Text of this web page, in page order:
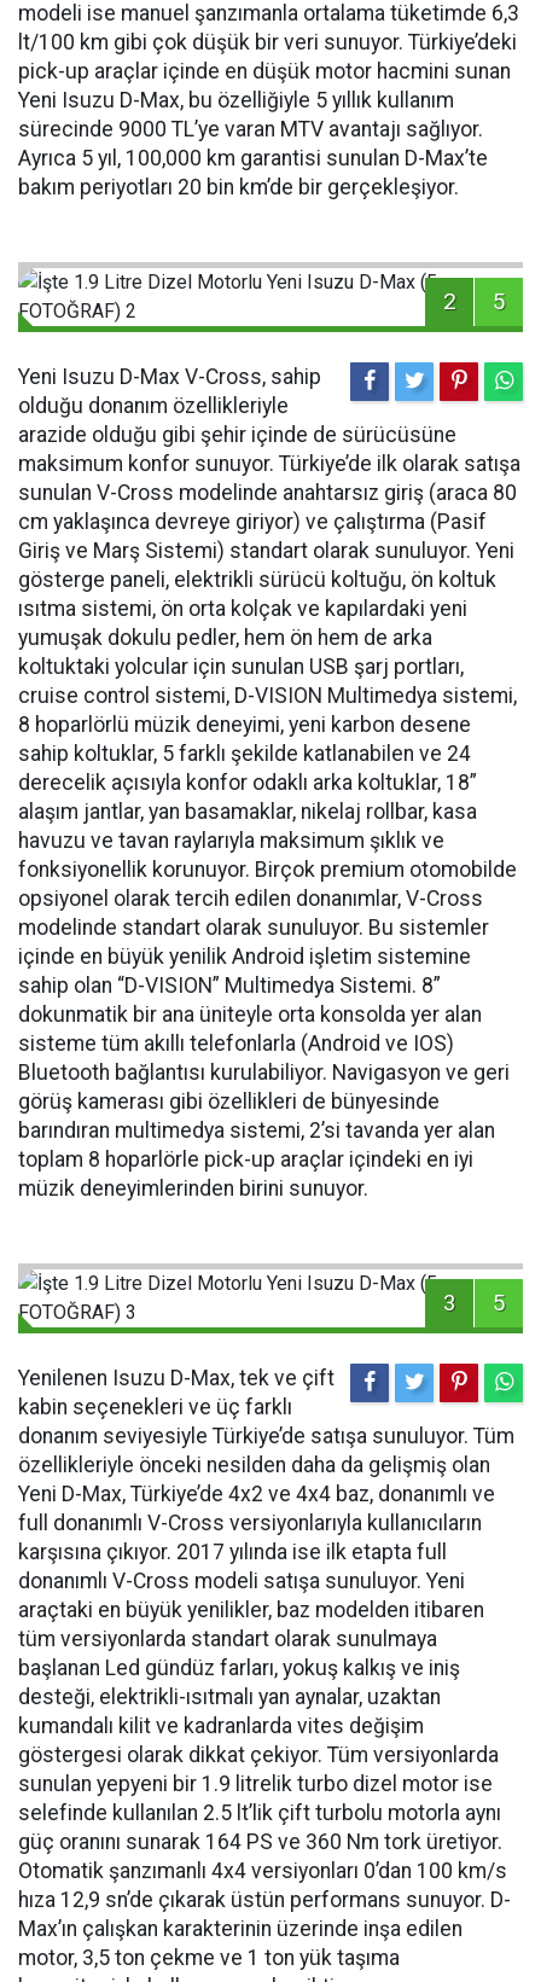
modeli ise manuel şanzımanla ortalama tüketimde 6,3
lt/100 km gibi çok düşük bir veri sunuyor. Türkiye’deki
pick-up araçlar içinde en düşük motor hacmini sunan
Yeni Isuzu D-Max, bu özelliğiyle 5 yıllık kullanım
sürecinde 9000 TL’ye varan MTV avantajı sağlıyor.
Ayrıca 5 yıl, 100,000 km garantisi sunulan D-Max’te
bakım periyotları 20 bin km’de bir gerçekleşiyor.
2 5
Yeni Isuzu D-Max V-Cross, sahip
olduğu donanım özellikleriyle
arazide olduğu gibi şehir içinde de sürücüsüne
maksimum konfor sunuyor. Türkiye’de ilk olarak satışa
sunulan V-Cross modelinde anahtarsız giriş (araca 80
cm yaklaşınca devreye giriyor) ve çalıştırma (Pasif
Giriş ve Marş Sistemi) standart olarak sunuluyor. Yeni
gösterge paneli, elektrikli sürücü koltuğu, ön koltuk
ısıtma sistemi, ön orta kolçak ve kapılardaki yeni
yumuşak dokulu pedler, hem ön hem de arka
koltuktaki yolcular için sunulan USB şarj portları,
cruise control sistemi, D-VISION Multimedya sistemi,
8 hoparlörlü müzik deneyimi, yeni karbon desene
sahip koltuklar, 5 farklı şekilde katlanabilen ve 24
derecelik açısıyla konfor odaklı arka koltuklar, 18”
alaşım jantlar, yan basamaklar, nikelaj rollbar, kasa
havuzu ve tavan raylarıyla maksimum şıklık ve
fonksiyonellik korunuyor. Birçok premium otomobilde
opsiyonel olarak tercih edilen donanımlar, V-Cross
modelinde standart olarak sunuluyor. Bu sistemler
içinde en büyük yenilik Android işletim sistemine
sahip olan “D-VISION” Multimedya Sistemi. 8”
dokunmatik bir ana üniteyle orta konsolda yer alan
sisteme tüm akıllı telefonlarla (Android ve IOS)
Bluetooth bağlantısı kurulabiliyor. Navigasyon ve geri
görüş kamerası gibi özellikleri de bünyesinde
barındıran multimedya sistemi, 2’si tavanda yer alan
toplam 8 hoparlörle pick-up araçlar içindeki en iyi
müzik deneyimlerinden birini sunuyor.
3 5
Yenilenen Isuzu D-Max, tek ve çift
kabin seçenekleri ve üç farklı
donanım seviyesiyle Türkiye’de satışa sunuluyor. Tüm
özellikleriyle önceki nesilden daha da gelişmiş olan
Yeni D-Max, Türkiye’de 4x2 ve 4x4 baz, donanımlı ve
full donanımlı V-Cross versiyonlarıyla kullanıcıların
karşısına çıkıyor. 2017 yılında ise ilk etapta full
donanımlı V-Cross modeli satışa sunuluyor. Yeni
araçtaki en büyük yenilikler, baz modelden itibaren
tüm versiyonlarda standart olarak sunulmaya
başlanan Led gündüz farları, yokuş kalkış ve iniş
desteği, elektrikli-ısıtmalı yan aynalar, uzaktan
kumandalı kilit ve kadranlarda vites değişim
göstergesi olarak dikkat çekiyor. Tüm versiyonlarda
sunulan yepyeni bir 1.9 litrelik turbo dizel motor ise
selefinde kullanılan 2.5 lt’lik çift turbolu motorla aynı
güç oranını sunarak 164 PS ve 360 Nm tork üretiyor.
Otomatik şanzımanlı 4x4 versiyonları 0’dan 100 km/s
hıza 12,9 sn’de çıkarak üstün performans sunuyor. D-
Max’ın çalışkan karakterinin üzerinde inşa edilen
motor, 3,5 ton çekme ve 1 ton yük taşıma